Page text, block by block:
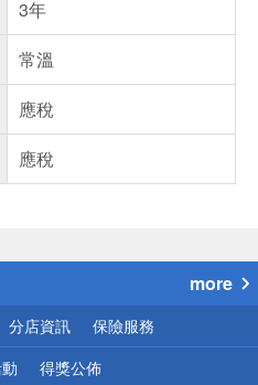
3年
常溫
應稅
應稅
心！
more
分店資訊 保險服務
得獎公佈